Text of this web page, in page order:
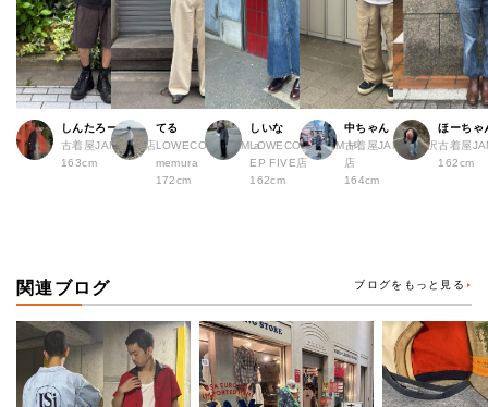
しんたろー
古着屋JAM 仙台店
163cm
てる
LOWECO by JAM a
memura
172cm
しいな
LOWECO by JAM H
EP FIVE店
162cm
中ちゃん
古着屋JAM 下北沢
店
164cm
ほーちゃ
古着屋
162cm
関連ブログ ブログをもっと見る